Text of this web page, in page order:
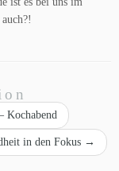
Kochabend
in den Fokus →